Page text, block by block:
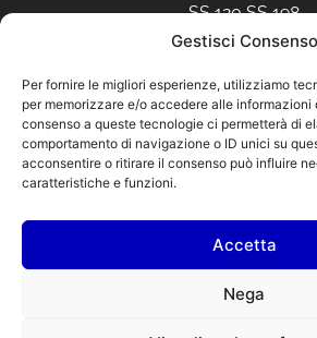
Gestisci Consenso
Per fornire le migliori esperienze, utilizziamo
per memorizzare e/o accedere alle informazioni
consenso a queste tecnologie ci permetterà di
comportamento di navigazione o ID unici su
acconsentire o ritirare il consenso può influire
caratteristiche e funzioni.
Accetta
Nega
SS 120 SS 198
Fraz. Solicchiata (CT) –
CONTATTI
TEL: 0942986214
WHATSAPP:
E-MAIL: